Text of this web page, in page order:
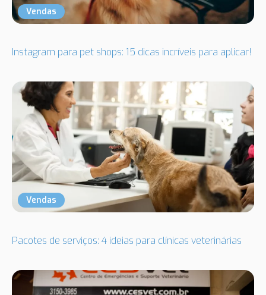
Vendas
Instagram para pet shops: 15 dicas incríveis para aplicar!
Vendas
Pacotes de serviços: 4 ideias para clínicas veterinárias